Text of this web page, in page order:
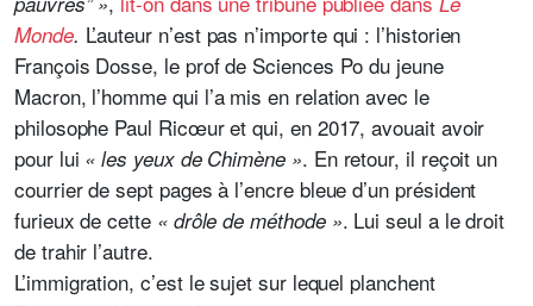
Monde. L’auteur n’est pas n’importe qui : l’historien
François Dosse, le prof de Sciences Po du jeune
Macron, l’homme qui l’a mis en relation avec le
philosophe Paul Ricœur et qui, en 2017, avouait avoir
pour lui « les yeux de Chimène ». En retour, il reçoit un
courrier de sept pages à l’encre bleue d’un président
furieux de cette « drôle de méthode ». Lui seul a le droit
de trahir l’autre.
L’immigration, c’est le sujet sur lequel planchent